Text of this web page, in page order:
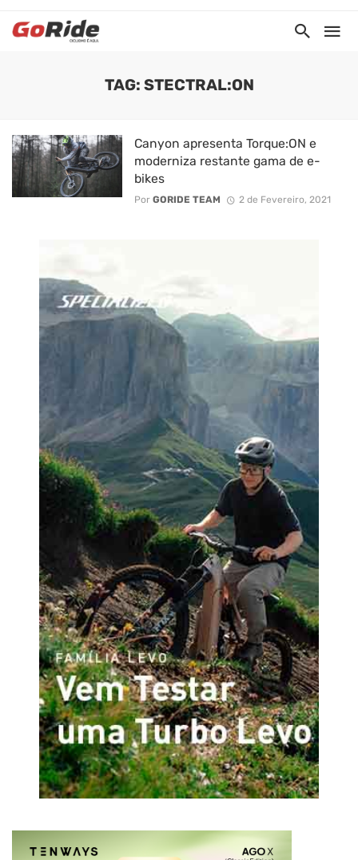
TAG: STECTRAL:ON
Canyon apresenta Torque:ON e
moderniza restante gama de e-
bikes
Por GORIDE TEAM 2 de Fevereiro, 2021